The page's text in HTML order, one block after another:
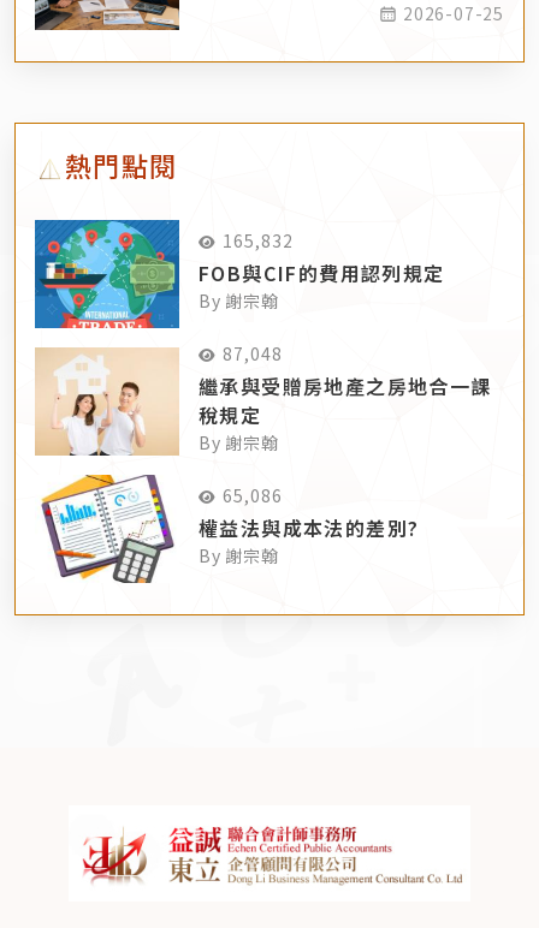
2026-07-25
熱門點閱
165,832
FOB與CIF的費用認列規定
By 謝宗翰
87,048
繼承與受贈房地產之房地合一課
稅規定
By 謝宗翰
65,086
權益法與成本法的差別?
By 謝宗翰